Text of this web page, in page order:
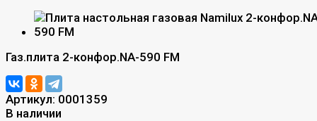
Газ.плита 2-конфор.NA-590 FM
Артикул: 0001359
В наличии